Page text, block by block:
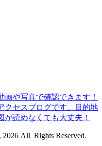
や写真で確認できます！
クセスブログです。目的地
読めなくても大丈夫！
All Rights Reserved.